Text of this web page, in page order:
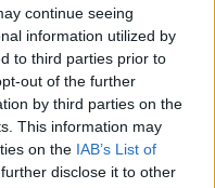
continue seeing
information utilized by
to third parties prior to
out of the further
by third parties on the
This information may
on the IAB’s List of
disclose it to other
farmers,
cooks who
out more
processes.